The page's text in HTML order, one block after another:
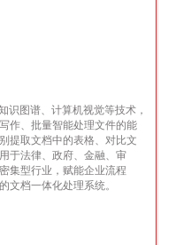
识图谱、计算机视觉等技术，
作、批量智能处理文件的能
提取文档中的表格、对比文
于法律、政府、金融、审
集型行业，赋能企业流程
文档一体化处理系统。